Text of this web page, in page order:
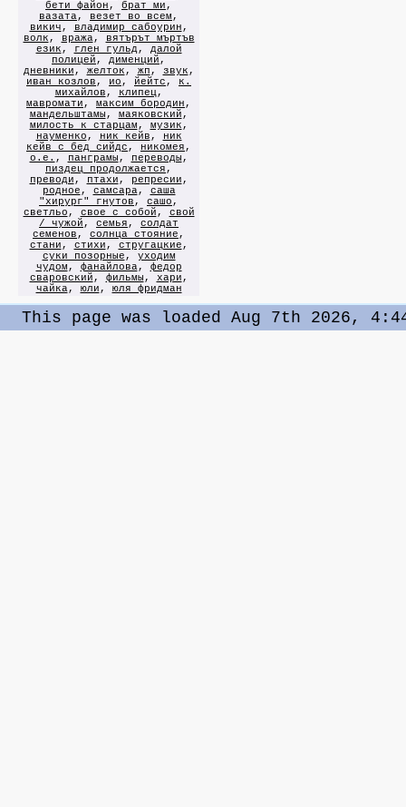
бети файон , брат ми ,
вазата, везет во всем ,
викич , владимир сабоурин ,
волк , вража,
вятърът мъртъв
език , глен гульд, далой
полицей , дименций ,
дневники , желток , жп , звук ,
иван козлов , ио , йейтс , к.
михайлов , клипец,
мавромати , максим бородин ,
мандельштамы , маяковский ,
милость к старцам , музик ,
науменко , ник кейв ,
ник
кейв с бед сийдс , никомея ,
о.е. , панграмы , переводы ,
пиздец продолжается ,
преводи , птахи , репресии ,
родное , самсара, саша
"хирург" гнутов , сашо ,
светльо , свое с собой , свой
/ чужой , семья , солдат
семенов , солнца стояние ,
стани , стихи , стругацкие ,
суки позорные , уходим
чудом , фанайлова, федор
сваровский , фильмы , хари ,
чайка, юли , юля фридман
This page was loaded Aug 7th 2026, 4:44